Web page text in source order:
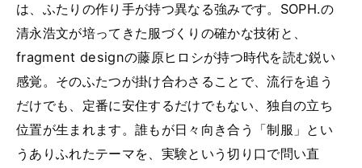
は、ふたりの作り手が持つ異なる強みです。SOPH.の
清永浩文が培ってきた服づくりの確かな技術と、
fragment designの藤原ヒロシが持つ時代を読む鋭い
感覚。そのふたつが掛け合わさることで、流行を追う
だけでも、定番に安住するだけでもない、独自の立ち
位置が生まれます。誰もが日々向き合う「制服」とい
うありふれたテーマを、実験という切り口で問い直